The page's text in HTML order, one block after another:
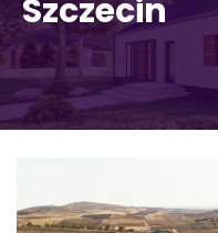
Szczecin